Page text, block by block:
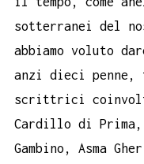
sotterranei del
abbiamo voluto
anzi dieci penne,
scrittrici
Cardillo di Prima,
Gambino, Asma